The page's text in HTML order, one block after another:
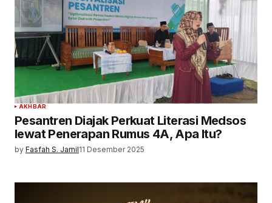
AKHBAR
Pesantren Diajak Perkuat Literasi Medsos
lewat Penerapan Rumus 4A, Apa Itu?
by Fasfah S. Jamil11 Desember 2025